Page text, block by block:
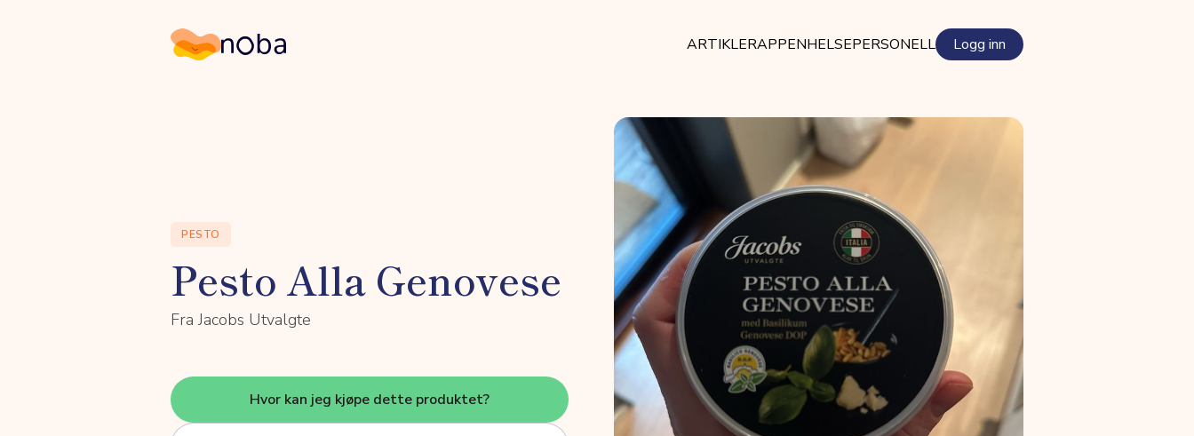
Noba ARTIKLERAPPENHELSEPERSONELL Logg inn
PESTO
Pesto Alla Genovese
Fra Jacobs Utvalgte
Hvor kan jeg kjøpe dette produktet?